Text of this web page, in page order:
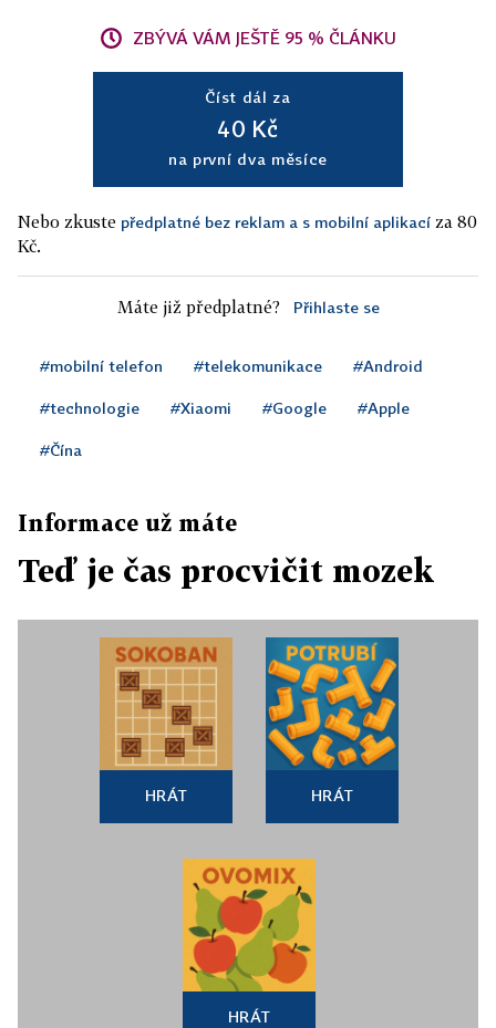
ZBÝVÁ VÁM JEŠTĚ 95 % ČLÁNKU
Číst dál za
40 Kč
na první dva měsíce
Nebo zkuste předplatné bez reklam a s mobilní aplikací za 80
Kč.
Máte již předplatné? Přihlaste se
#mobilní telefon #telekomunikace #Android
#technologie #Xiaomi #Google #Apple
#Čína
Informace už máte
Teď je čas procvičit mozek
HRÁT HRÁT
HRÁT